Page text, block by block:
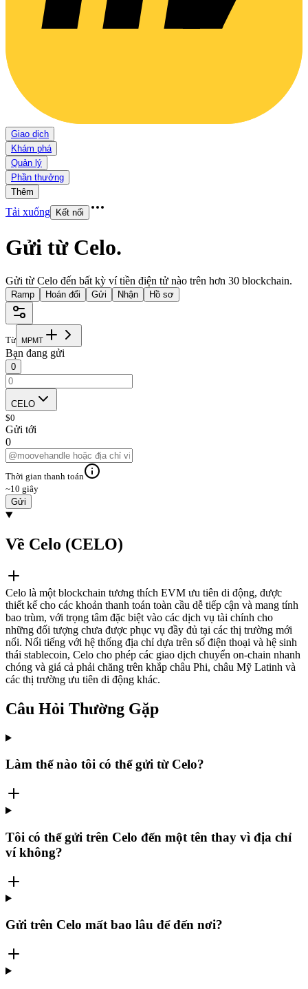
Giao dịch
Khám phá
Quản lý
Phần thưởng
Thêm
Tải xuống Kết nối
Gửi từ Celo.
Gửi từ Celo đến bất kỳ ví tiền điện tử nào trên hơn 30 blockchain.
Ramp Hoán đổi Gửi Nhận Hồ sơ
Từ MPMT
Bạn đang gửi
0
CELO
$0
Gửi tới
0
Thời gian thanh toán
~10 giây
Gửi
Về Celo (CELO)
Celo là một blockchain tương thích EVM ưu tiên di động, được
thiết kế cho các khoản thanh toán toàn cầu dễ tiếp cận và mang tính
bao trùm, với trọng tâm đặc biệt vào các dịch vụ tài chính cho
những đối tượng chưa được phục vụ đầy đủ tại các thị trường mới
nổi. Nổi tiếng với hệ thống địa chỉ dựa trên số điện thoại và hệ sinh
thái stablecoin, Celo cho phép các giao dịch chuyển on-chain nhanh
chóng và giá cả phải chăng trên khắp châu Phi, châu Mỹ Latinh và
các thị trường ưu tiên di động khác.
Câu Hỏi Thường Gặp
Làm thế nào tôi có thể gửi từ Celo?
Tôi có thể gửi trên Celo đến một tên thay vì địa chỉ
ví không?
Gửi trên Celo mất bao lâu để đến nơi?